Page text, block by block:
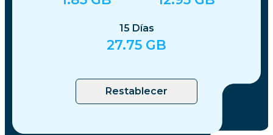
15 Días
27.75 GB
Restablecer